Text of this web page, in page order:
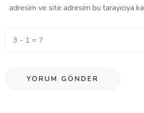
adresim ve site adresim bu tarayıcıya